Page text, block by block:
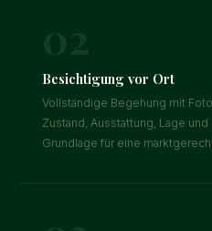
Besichtigung vor Ort
Vollständige Begehung mit
Zustand, Ausstattung, Lage
Grundlage für eine